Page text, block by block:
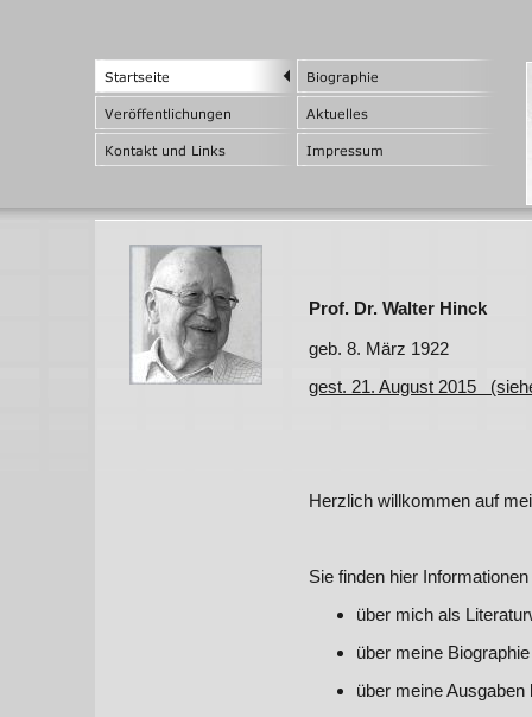
Prof. Dr. Walter Hinck
geb. 8. März 1922
gest. 21. August 2015
Herzlich willkommen auf
Sie finden hier Informationen
über mich als
über meine
über meine